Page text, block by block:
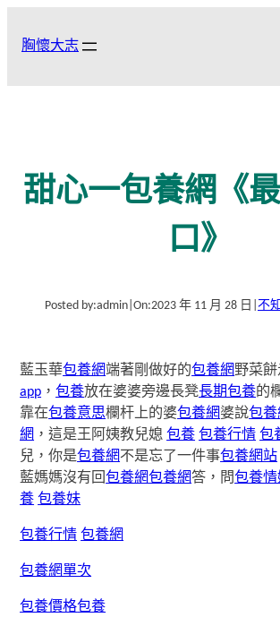
胸懷大志
甜心一包養網《
口》
Posted by:admin On:2023 年 11 月 28 日 不
藍玉華包養網端著剛做好的包養網野菜
app ，包養放在婆婆旁邊長凳長期包養的
靠在包養意思欄杆上的婆包養網婆說包養
網 ，這是王阿姨教兒媳包養 包養行情 包
兒，你是包養網不是忘了一件事包養網站
藍媽媽沒有回包養網包養網答，問包養情
養 包養妹
包養行情 包養網
包養網單次
包養價格包養